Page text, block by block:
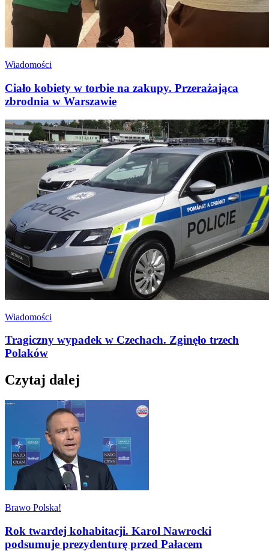
Wiadomości
Ciało kobiety w torbie na zakupy. Przerażająca
zbrodnia w Warszawie
Wiadomości
Tragiczny wypadek w Czechach. Zginęło trzech
Polaków
Czytaj dalej
Brawo Polska!
Rok twardej kohabitacji. Karol Nawrocki
podsumuje prezydenturę przed Pałacem